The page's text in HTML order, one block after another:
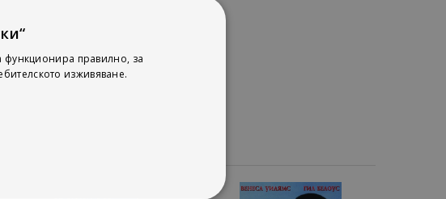
функционира правилно, за
изживяване.